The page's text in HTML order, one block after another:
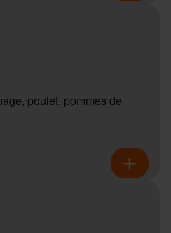
poulet, pommes de